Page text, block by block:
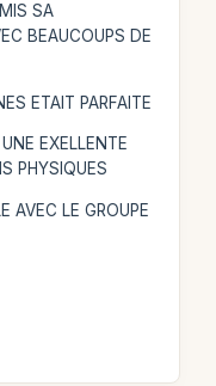
SA
BEAUCOUPS DE
ETAIT PARFAITE
EXELLENTE
PHYSIQUES
AVEC LE GROUPE